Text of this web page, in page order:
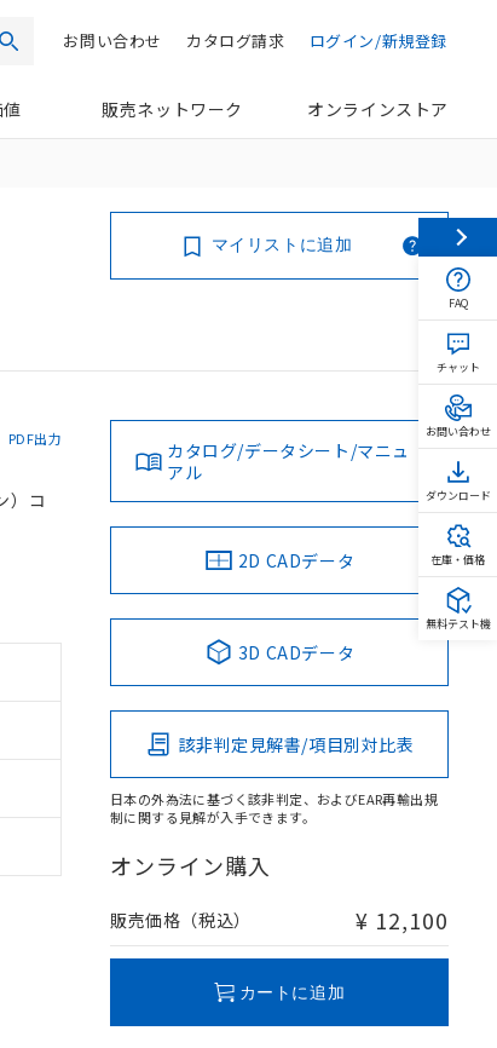
検索 ログイン/新規登録
カタログ請求
お問い合わせ
販売ネットワーク オンラインストア
マイリストに追加
PDF出力
）コ
カタログ/データシート/マニュ
アル
2D CADデータ
3D CADデータ
該非判定見解書/項目別対比表
日本の外為法に基づく該非判定、およびEAR再輸出規
制に関する見解が入手できます。
オンライン購入
販売価格（税込） ¥ 12,100
カートに追加
FAQ
チャット
お問い合わせ
ダウンロード
在庫・価格
無料テスト機